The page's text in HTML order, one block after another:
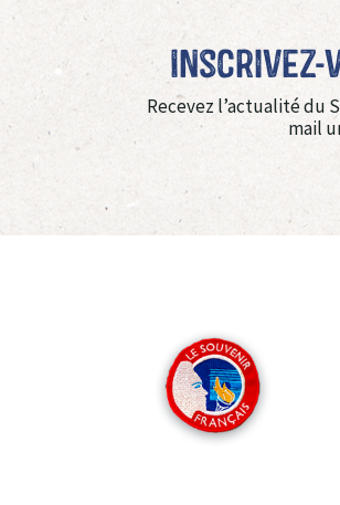
Inscrivez-
Recevez l’actualité du
mail